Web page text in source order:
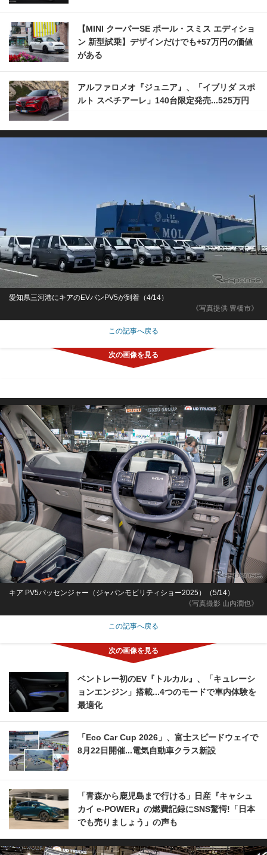
【MINI クーパーSE ポール・スミス エディショ
ン 新型試乗】デザインだけでも+57万円の価値
がある
アルファロメオ『ジュニア』、「イブリダ スポ
ルト スペチアーレ」140台限定発売...525万円
《写真提供 豊橋市》
愛知県三河港にキアのEVバンPV5が到着（4/14）
この記事へ戻る
《写真撮影 山内潤也》
キア PV5パッセンジャー（ジャパンモビリティショー2025）（5/14）
この記事へ戻る
ベントレー初のEV『トルカル』、「キュレーシ
ョンエンジン」搭載...4つのモードで車内体験を
最適化
「Eco Car Cup 2026」、富士スピードウェイで
8月22日開催...電気自動車クラス新設
「青森から鹿児島まで行ける」日産『キャシュ
カイ e-POWER』の燃費記録にSNS驚愕!「日本
でも売りましょう」の声も